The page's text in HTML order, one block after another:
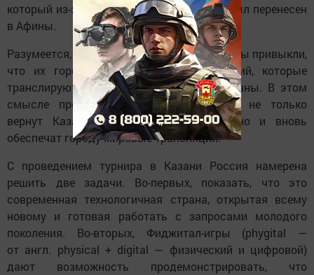
который из-за политической обстановки был перенесен
в Афины.
Разумеется, за это «золотое» время казанцы привыкли,
что их город — центр больших событий, которые
транслируются далеко за пределами страны. В этом
смысле предстоящие «Игры будущего» не только
вернут Казань в то самое прошлое, но и вновь
обеспечат городу мировые трансляции.
С проведением турнира в Казани Россия намерена
решить две задачи. Во-первых, показать, что это
современная технологичная страна, открытая всему
новому и готовая работать с запросами молодого
поколения. Во-вторых, Фиджитал-игры (phygital —
от англ. physical + digital — физический и цифровой)
дают возможность продемонстрировать, что